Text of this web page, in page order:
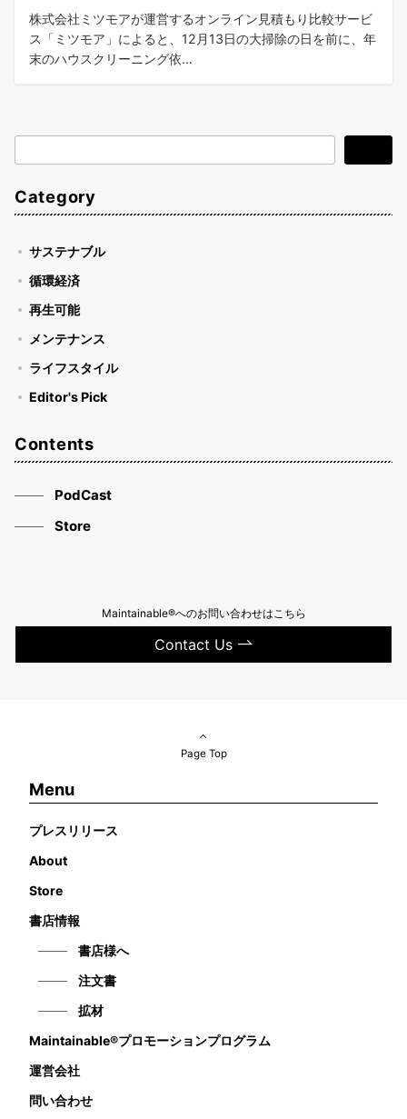
株式会社ミツモアが運営するオンライン見積もり比較サービ
ス「ミツモア」によると、12月13日の大掃除の日を前に、年
末のハウスクリーニング依…
索
Category
サステナブル
循環経済
再生可能
メンテナンス
ライフスタイル
Editor's Pick
Contents
PodCast
Store
Maintainable®へのお問い合わせはこちら
Contact Us
Page Top
Menu
プレスリリース
About
Store
書店情報
書店様へ
注文書
拡材
Maintainable®プロモーションプログラム
運営会社
問い合わせ